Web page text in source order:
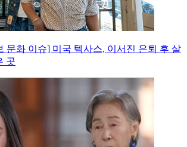
문화 이슈] 미국 텍사스, 이서진 은퇴 후 살
곳